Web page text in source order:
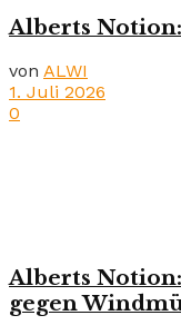
Alberts
von ALWI
1. Juli 2026
0
Alberts
gegen